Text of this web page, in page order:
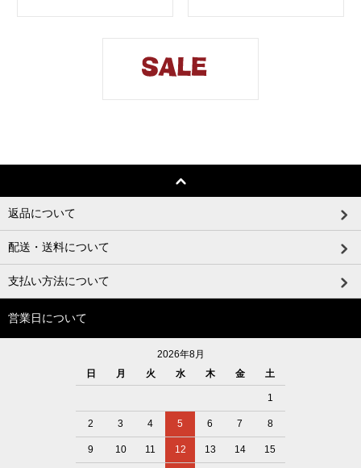
返品について
配送・送料について
支払い方法について
営業日について
2026年8月
日
月 火 水 木 金 土
1
2 3 4 5 6 7 8
9 10 11 12 13 14 15